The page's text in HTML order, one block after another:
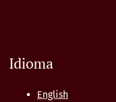
Idioma
English